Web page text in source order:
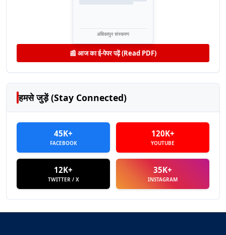
अंबिकापुर संस्करण
📰 आज का ई-पेपर पढ़ें (Read PDF)
हमसे जुड़ें (Stay Connected)
45K+
FACEBOOK
120K+
YOUTUBE
12K+
TWITTER / X
35K+
INSTAGRAM